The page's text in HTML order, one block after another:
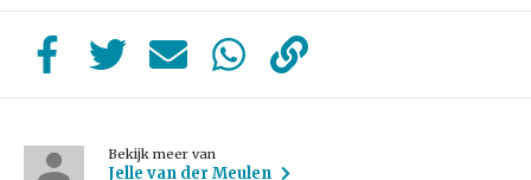
Bekijk meer van
Jelle van der Meulen